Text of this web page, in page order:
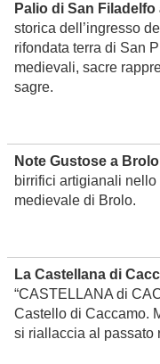
Palio di San
storica dell’ingresso
rifondata terra di San
medievali, sacre
sagre.
Note Gustose a Brolo
birrifici artigianali
medievale di Brolo.
La Castellana di
“CASTELLANA di
Castello di Caccamo.
si riallaccia al passato